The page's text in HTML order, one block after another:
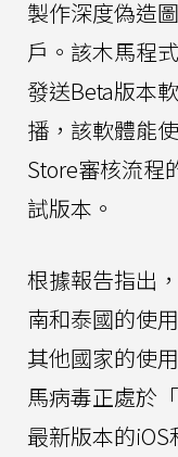
製作深度偽造
戶。該木馬程
發送Beta版本
播，該軟體能
Store審核流程
試版本。
根據報告指出
南和泰國的使
其他國家的使
馬病毒正處於
最新版本的